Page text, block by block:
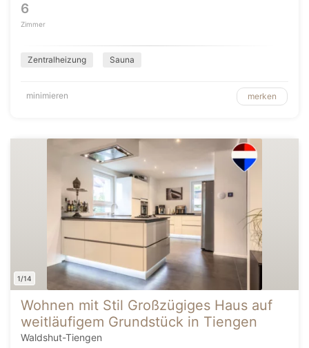
6
Zimmer
Zentralheizung Sauna
minimieren merken
1/14
Wohnen mit Stil Großzügiges Haus auf
weitläufigem Grundstück in Tiengen
Waldshut-Tiengen